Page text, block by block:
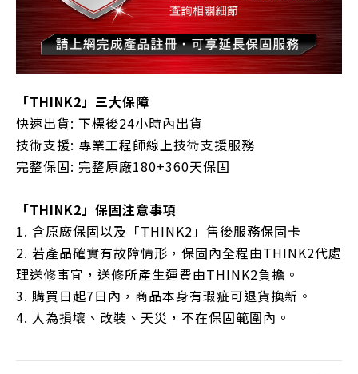
「THINK2」三大保障
快速出貨: 下標後24小時內出貨
技術支援: 專業工程師線上技術支援服務
完整保固: 完整原廠180+360天保固
「THINK2」保固注意事項
1. 含原廠保固以及「THINK2」售後服務保固卡
2. 若產品確實有故障情形，保固內全程由THINK2代處
理送修事宜，送修所產生運費由THINK2負擔。
3. 購買日起7日內，商品本身有瑕疵可退貨換新。
4. 人為損壞、改裝、天災，不在保固範圍內。